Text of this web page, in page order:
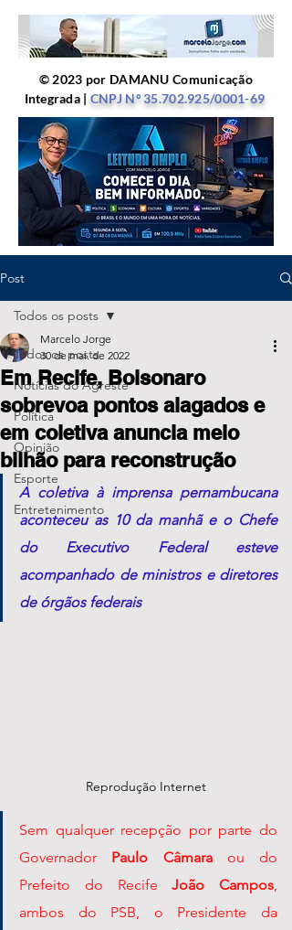
© 2023 por DAMANU Comunicação
Integrada | CNPJ Nº35.702.925/0001-69
Post
Todos os posts
Notícias do Agreste
Política
Opinião
Esporte
Entretenimento
Todos os posts
Em Recife, Bolsonaro
sobrevoa pontos alagados e
em coletiva anuncia meio
bilhão para reconstrução
Marcelo Jorge
30 de mai. de 2022
A coletiva à imprensa pernambucana
aconteceu as 10 da manhã e o Chefe
do Executivo Federal esteve
acompanhado de ministros e diretores
de órgãos federais
Reprodução Internet
Sem qualquer recepção por parte do
Governador Paulo Câmara ou do
Prefeito do Recife João Campos,
ambos do PSB, o Presidente da